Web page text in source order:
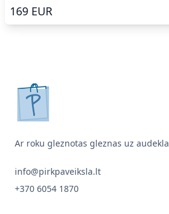
169 EUR
pirkpaveiksla.lt
Ar roku gleznotas gleznas uz audekla
info@pirkpaveiksla.lt
+370 6054 1870